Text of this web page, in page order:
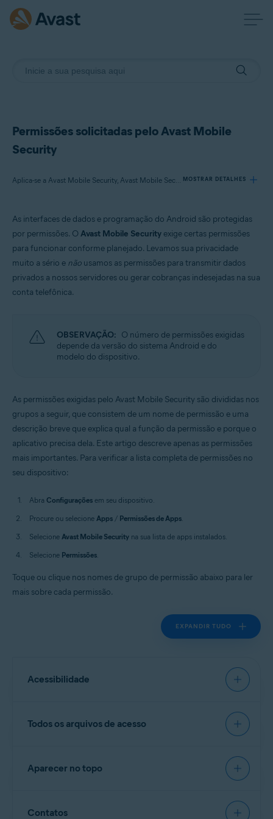
Permissões solicitadas pelo Avast Mobile
Security
Aplica-se a Avast Mobile Security, Avast Mobile Security Premium MOSTRAR DETALHES
Avast Mobile Security Premium
Sistemas operacionais:
Android
As interfaces de dados e programação do Android são protegidas
por permissões. O Avast Mobile Security exige certas permissões
para funcionar conforme planejado. Levamos sua privacidade
muito a sério e não usamos as permissões para transmitir dados
privados a nossos servidores ou gerar cobranças indesejadas na sua
conta telefônica.
OBSERVAÇÃO: O número de permissões exigidas
depende da versão do sistema Android e do
modelo do dispositivo.
As permissões exigidas pelo Avast Mobile Security são divididas nos
grupos a seguir, que consistem de um nome de permissão e uma
descrição breve que explica qual a função da permissão e porque o
aplicativo precisa dela. Este artigo descreve apenas as permissões
mais importantes. Para verificar a lista completa de permissões no
seu dispositivo:
Abra Configurações em seu dispositivo.
Procure ou selecione Apps / Permissões de Apps.
Selecione Avast Mobile Security na sua lista de apps instalados.
Selecione Permissões.
Toque ou clique nos nomes de grupo de permissão abaixo para ler
mais sobre cada permissão.
EXPANDIR TUDO
Acessibilidade
Permite que a Proteção web
Todos os arquivos de acesso
Permite queCofre de Fotos
Aparecer no topo
Permite que o
Contatos